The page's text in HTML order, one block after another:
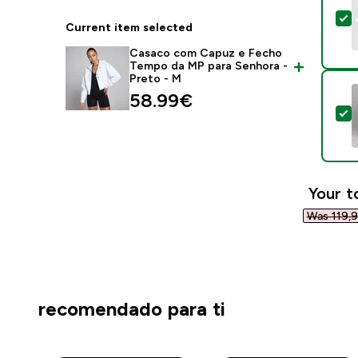
Current item selected
Casaco com Capuz e Fecho
Tempo da MP para Senhora -
Preto - M
58.99€‎
Your
Was
recomendado para ti